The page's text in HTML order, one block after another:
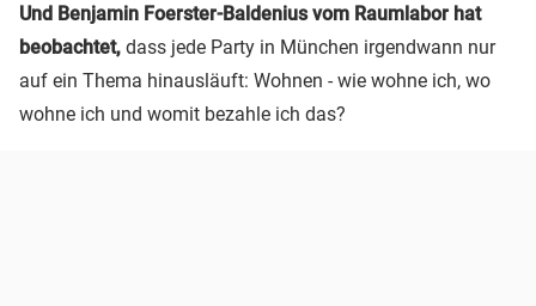
Und Benjamin Foerster-Baldenius vom Raumlabor hat
beobachtet, dass jede Party in München irgendwann nur
auf ein Thema hinausläuft: Wohnen - wie wohne ich, wo
wohne ich und womit bezahle ich das?